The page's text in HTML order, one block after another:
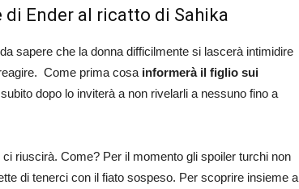
Ender al ricatto di Sahika
sapere che la donna difficilmente si lascerà intimidire
Come prima cosa informerà il figlio sui
dopo lo inviterà a non rivelarli a nessuno fino a
riuscirà. Come? Per il momento gli spoiler turchi non
di tenerci con il fiato sospeso. Per scoprire insieme a